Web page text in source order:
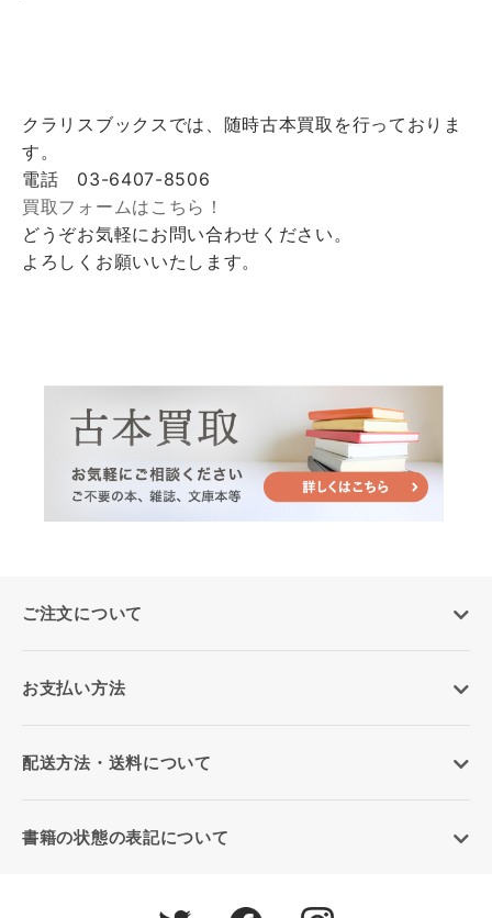
クラリスブックスでは、随時古本買取を行っておりま
す。
電話 03-6407-8506
買取フォームはこちら！
どうぞお気軽にお問い合わせください。
よろしくお願いいたします。
ご注文について
お支払い方法
配送方法・送料について
書籍の状態の表記について